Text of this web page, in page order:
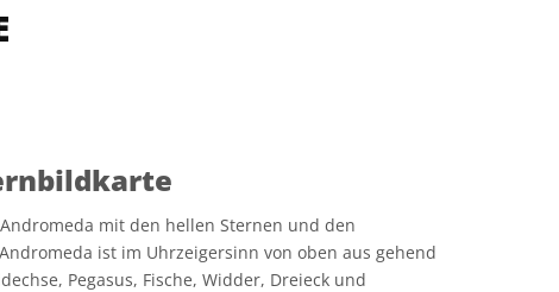
mit den hellen Sternen und den
ist im Uhrzeigersinn von oben aus gehend
Pegasus, Fische, Widder, Dreieck und